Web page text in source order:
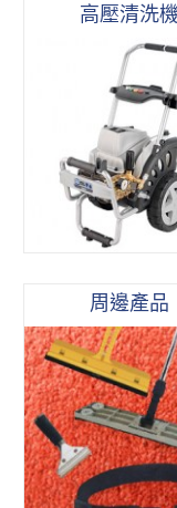
高壓清洗
周邊產品